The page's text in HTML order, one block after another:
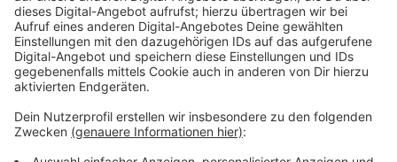
in eine Psychiatrie.
Anzeige